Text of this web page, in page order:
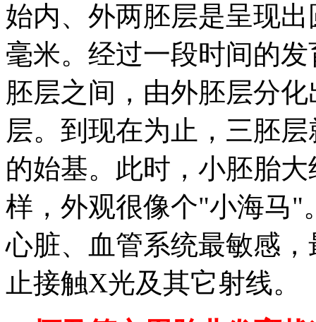
始内、外两胚层是呈现
毫米。经过一段时间的
胚层之间，由外胚层分
层。到现在为止，三胚
的始基。此时，小胚胎
样，外观很像个"小海马"
心脏、血管系统最敏感
止接触X光及其它射线。